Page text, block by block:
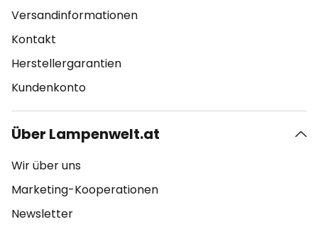
Versandinformationen
Kontakt
Herstellergarantien
Kundenkonto
Über Lampenwelt.at
Wir über uns
Marketing-Kooperationen
Newsletter